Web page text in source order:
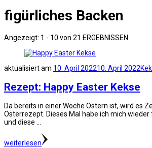
figürliches Backen
Angezeigt: 1 - 10 von 21 ERGEBNISSEN
aktualisiert am 10. April 202210. April 2022
Rezept: Happy Easter Kekse
Da bereits in einer Woche Ostern ist, wird es
Osterrezept. Dieses Mal habe ich mich
und diese …
weiterlesen